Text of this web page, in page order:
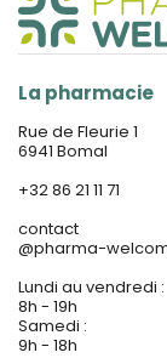
La pharmacie
Rue de Fleurie 1
6941 Bomal
+32 86 21 11 71
contact
@pharma-
Lundi au vendredi :
8h - 19h
Samedi :
9h - 18h